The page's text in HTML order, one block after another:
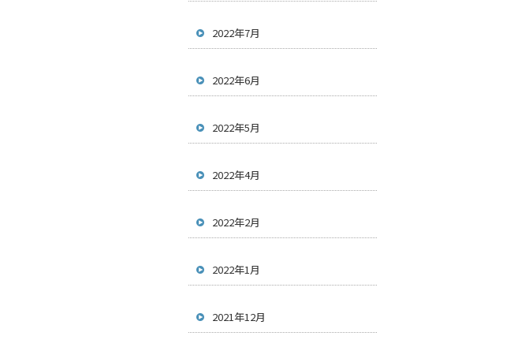
2022年7月
2022年6月
2022年5月
2022年4月
2022年2月
2022年1月
2021年12月